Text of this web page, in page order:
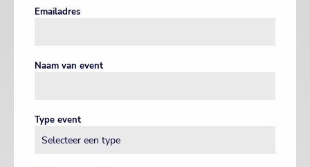
Emailadres
Naam van event
Type event